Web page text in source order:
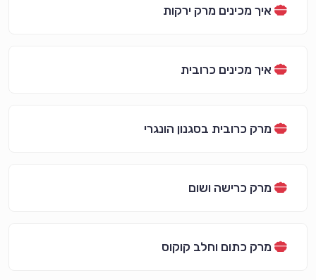
איך מכינים מרק ירקות
איך מכינים כרובית
מרק כרובית בסגנון הונגרי
מרק כרישה ושום
מרק כתום וחלב קוקוס